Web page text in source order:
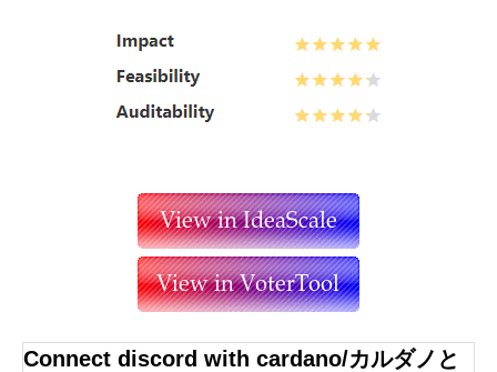
Connect discord with cardano/カルダノと